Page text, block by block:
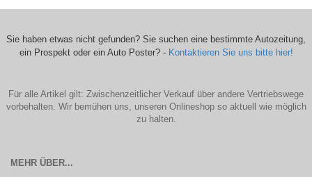
Sie haben etwas nicht gefunden? Sie suchen eine bestimmte Autozeitung,
ein Prospekt oder ein Auto Poster? - Kontaktieren Sie uns bitte hier!
Für alle Artikel gilt: Zwischenzeitlicher Verkauf über andere Vertriebswege
vorbehalten. Wir bemühen uns, unseren Onlineshop so aktuell wie möglich
zu halten.
MEHR ÜBER...